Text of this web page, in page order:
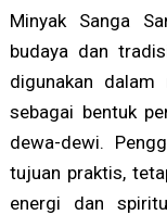
Minyak Sanga
budaya dan
digunakan
sebagai bentuk
dewa-dewi.
tujuan praktis,
energi dan